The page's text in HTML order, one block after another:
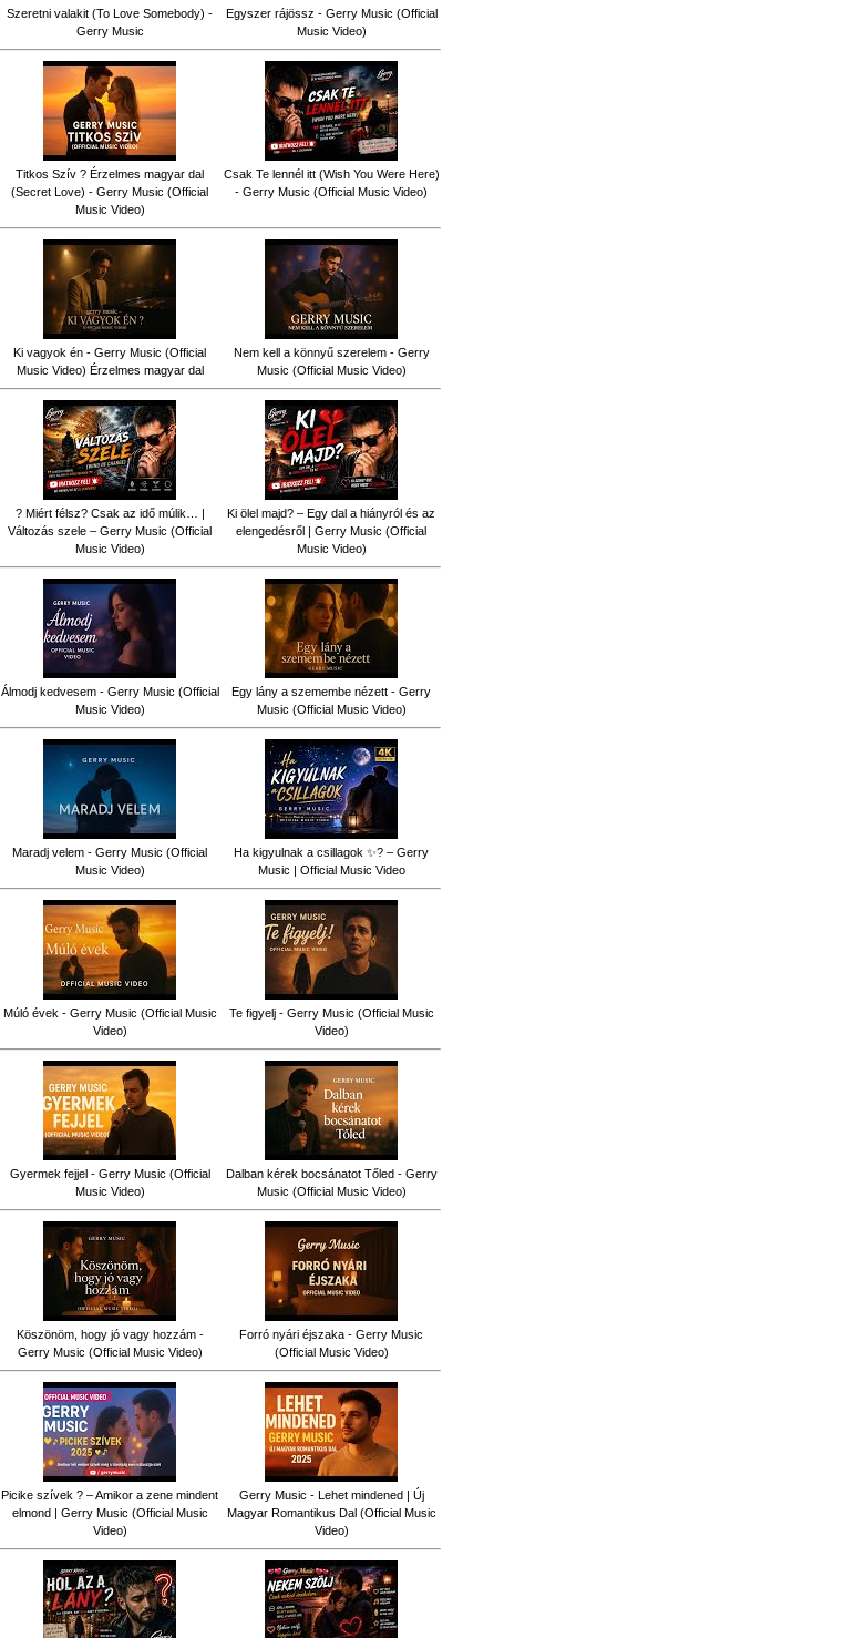
Szeretni valakit (To Love Somebody) -
Gerry Music
Egyszer rájössz - Gerry Music (Official
Music Video)
Titkos Szív ? Érzelmes magyar dal
(Secret Love) - Gerry Music (Official
Music Video)
Csak Te lennél itt (Wish You Were Here)
- Gerry Music (Official Music Video)
Ki vagyok én - Gerry Music (Official
Music Video) Érzelmes magyar dal
Nem kell a könnyű szerelem - Gerry
Music (Official Music Video)
? Miért félsz? Csak az idő múlik… |
Változás szele – Gerry Music (Official
Music Video)
Ki ölel majd? – Egy dal a hiányról és az
elengedésről | Gerry Music (Official
Music Video)
Álmodj kedvesem - Gerry Music (Official
Music Video)
Egy lány a szemembe nézett - Gerry
Music (Official Music Video)
Maradj velem - Gerry Music (Official
Music Video)
Ha kigyulnak a csillagok ✨? – Gerry
Music | Official Music Video
Múló évek - Gerry Music (Official Music
Video)
Te figyelj - Gerry Music (Official Music
Video)
Gyermek fejjel - Gerry Music (Official
Music Video)
Dalban kérek bocsánatot Tőled - Gerry
Music (Official Music Video)
Köszönöm, hogy jó vagy hozzám -
Gerry Music (Official Music Video)
Forró nyári éjszaka - Gerry Music
(Official Music Video)
Picike szívek ? – Amikor a zene mindent
elmond | Gerry Music (Official Music
Video)
Gerry Music - Lehet mindened | Új
Magyar Romantikus Dal (Official Music
Video)